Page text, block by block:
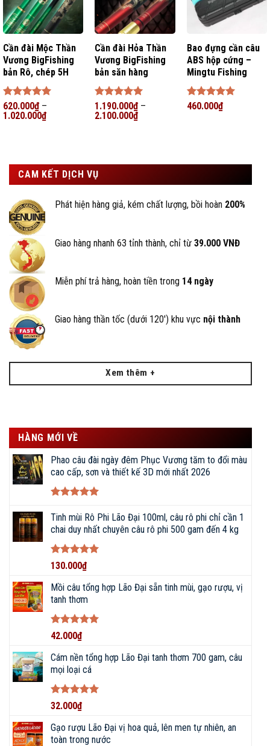
Cần đài Mộc Thần
Vương BigFishing
bản Rô, chép 5H
Được xếp
hạng 55
620.000₫–
1.020.000₫
Cần đài Hỏa Thần
Vương BigFishing
bản săn hàng
Được xếp
hạng 55
1.190.000₫–
2.100.000₫
Bao đựng cần câu
ABS hộp cứng –
Mingtu Fishing
Được xếp
460.000₫
CAM KẾT DỊCH VỤ
Phát hiện hàng giả, kém chất lượng, bồi hoàn 200%
Giao hàng nhanh 63 tỉnh thành, chỉ từ 39.000 VNĐ
Miễn phí trả hàng, hoàn tiền trong 14 ngày
Giao hàng thần tốc (dưới 120') khu vực nội thành
Xem thêm +
HÀNG MỚI VỀ
Phao câu đài ngày đêm Phục Vương tăm to đổi màu
cao cấp, sơn và thiết kế 3D mới nhất 2026
hạng55
sao
Tinh mùi Rô Phi Lão Đại 100ml, câu rô phi chỉ cần 1
chai duy nhất chuyên câu rô phi 500 gam đến 4 kg
Được xếp
hạng55
sao
130.000₫
Mồi câu tổng hợp Lão Đại sẵn tinh mùi, gạo rượu, vị
tanh thơm
Được xếp
hạng55
sao
42.000₫
Cám nền tổng hợp Lão Đại tanh thơm 700 gam, câu
mọi loại cá
Được xếp
hạng55
sao
32.000₫
Gạo rượu Lão Đại vị hoa quả, lên men tự nhiên, an
toàn trong nước